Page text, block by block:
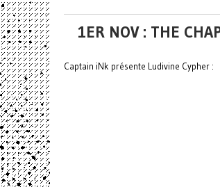
1ER NOV : THE
Captain iNk présente Ludivine Cypher :